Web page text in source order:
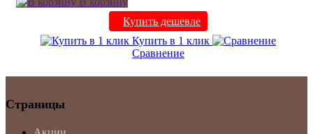
Купить дешевле
Купить в 1 клик
Сравнение
Страницы